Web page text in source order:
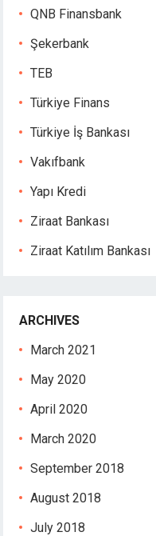
QNB Finansbank
Şekerbank
TEB
Türkiye Finans
Türkiye İş Bankası
Vakıfbank
Yapı Kredi
Ziraat Bankası
Ziraat Katılım Bankası
ARCHIVES
March 2021
May 2020
April 2020
March 2020
September 2018
August 2018
July 2018